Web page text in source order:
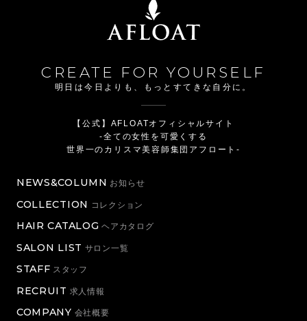
CREATE FOR YOURSELF
明日は今日よりも、もっとすてきな自分に。
【公式】AFLOATオフィシャルサイト
-全ての女性を可愛くする
世界一のカリスマ美容師集団アフロート-
NEWS&COLUMN お知らせ
COLLECTION コレクション
HAIR CATALOG ヘアカタログ
SALON LIST サロン一覧
STAFF スタッフ
RECRUIT 求人情報
COMPANY 会社概要